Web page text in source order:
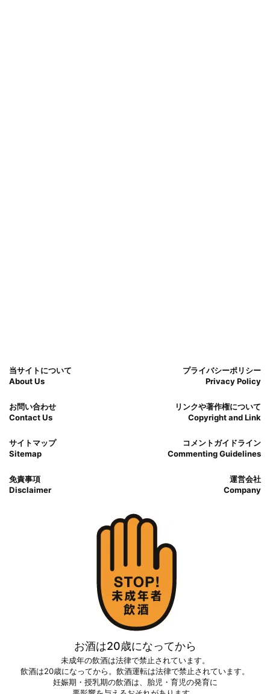
当サイトについて
About Us
プライバシーポリシー
Privacy Policy
お問い合わせ
Contact Us
リンクや著作権について
Copyright and Link
サイトマップ
Sitemap
コメントガイドライン
Commenting Guidelines
免責事項
Disclaimer
運営会社
Company
お酒は20歳になってから
未成年の飲酒は法律で禁止されています。
飲酒は20歳になってから。飲酒運転は法律で禁止されています。
妊娠期・授乳期の飲酒は、胎児・育児の発育に